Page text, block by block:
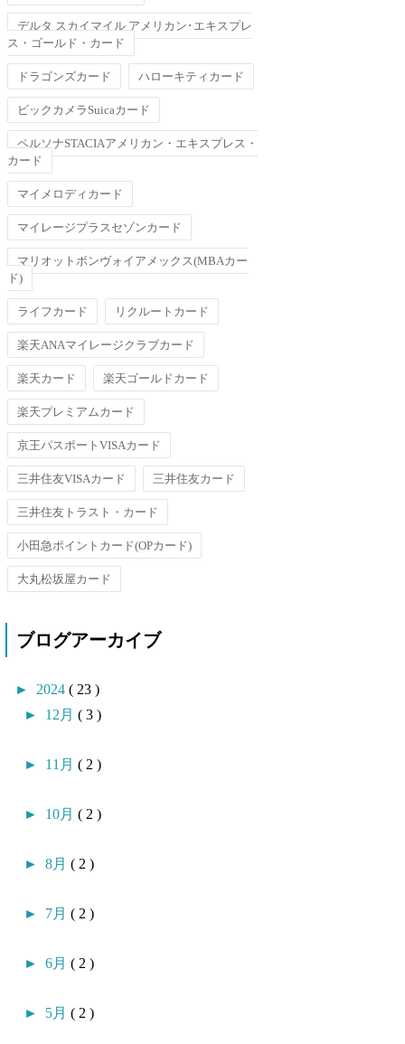
デルタ スカイマイル アメリカン･エキスプレ
ス・ゴールド・カード
ドラゴンズカード ハローキティカード
ビックカメラSuicaカード
ペルソナSTACIAアメリカン・エキスプレス・
カード
マイメロディカード
マイレージプラスセゾンカード
マリオットボンヴォイアメックス(MBAカー
ド)
ライフカード リクルートカード
楽天ANAマイレージクラブカード
楽天カード 楽天ゴールドカード
楽天プレミアムカード
京王パスポートVISAカード
三井住友VISAカード 三井住友カード
三井住友トラスト・カード
小田急ポイントカード(OPカード)
大丸松坂屋カード
ブログアーカイブ
► 2024 ( 23 )
► 12月 ( 3 )
► 11月 ( 2 )
► 10月 ( 2 )
► 8月 ( 2 )
► 7月 ( 2 )
► 6月 ( 2 )
► 5月 ( 2 )